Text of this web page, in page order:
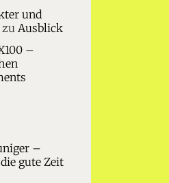
und
Ausblick
–
–
gute Zeit